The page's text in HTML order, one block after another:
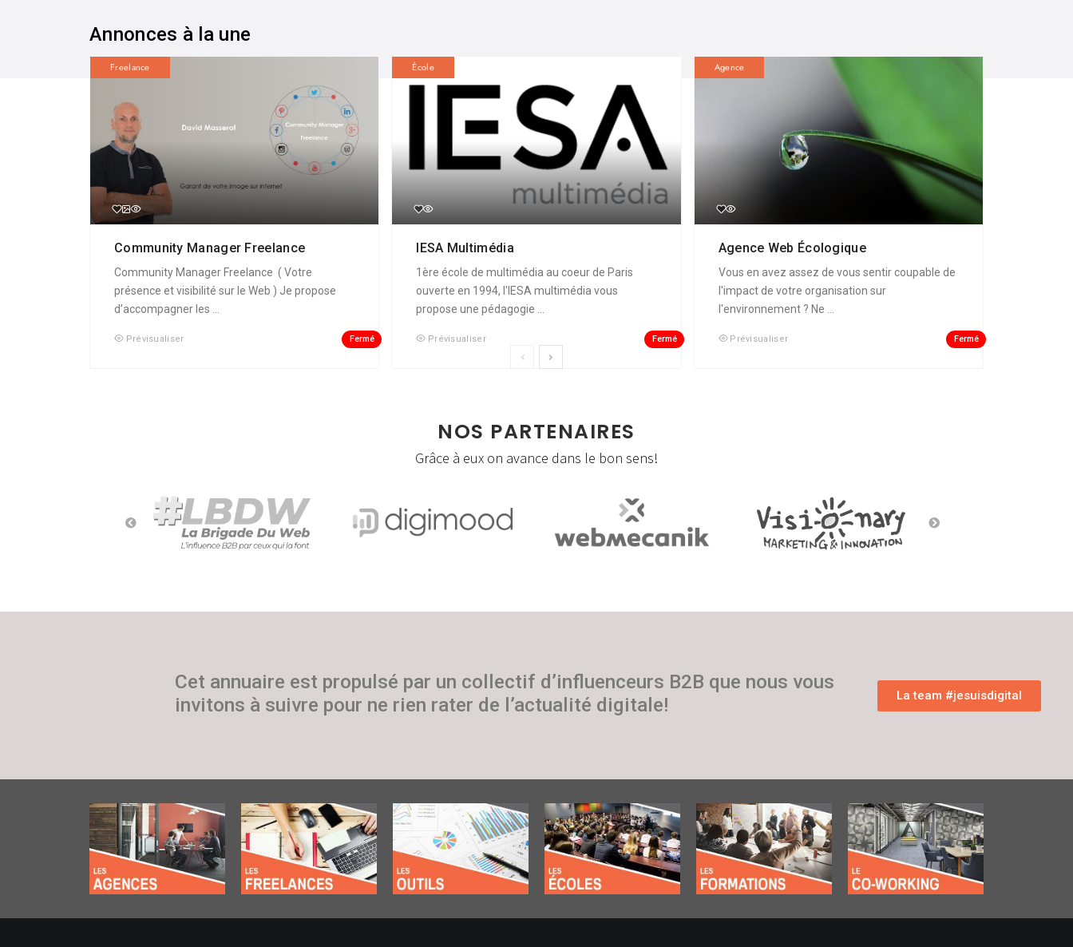
Annonces à la une
Freelance
Community Manager Freelance
Community Manager Freelance ( Votre
présence et visibilité sur le Web ) Je propose
d’accompagner les ...
Prévisualiser Fermé
École
IESA Multimédia
1ère école de multimédia au coeur de Paris
ouverte en 1994, l'IESA multimédia vous
propose une pédagogie ...
Prévisualiser Fermé
Agence
Agence Web Écologique
Vous en avez assez de vous sentir coupable de
l'impact de votre organisation sur
l'environnement ? Ne ...
Prévisualiser Fermé
NOS PARTENAIRES
Grâce à eux on avance dans le bon sens!
Cet annuaire est propulsé par un collectif d’influenceurs B2B que nous vous
invitons à suivre pour ne rien rater de l’actualité digitale!
La team #jesuisdigital